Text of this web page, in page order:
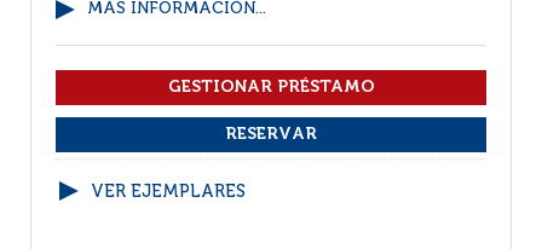
MÁS INFORMACIÓN...
VER EJEMPLARES